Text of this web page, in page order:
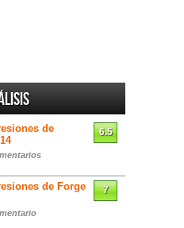
de
6.5
de Forge
7